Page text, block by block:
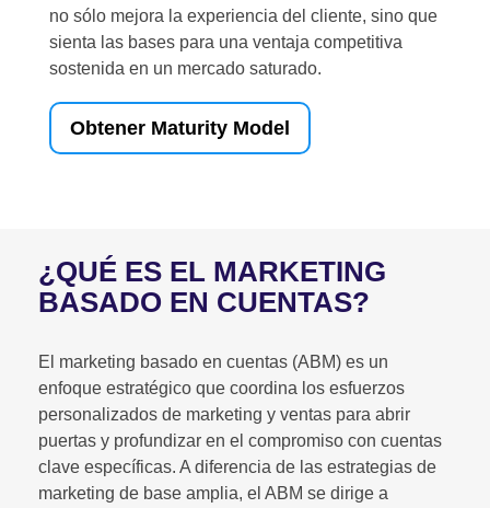
no sólo mejora la experiencia del cliente, sino que
sienta las bases para una ventaja competitiva
sostenida en un mercado saturado.
Obtener Maturity Model
¿QUÉ ES EL MARKETING
BASADO EN CUENTAS?
El marketing basado en cuentas (ABM) es un
enfoque estratégico que coordina los esfuerzos
personalizados de marketing y ventas para abrir
puertas y profundizar en el compromiso con cuentas
clave específicas. A diferencia de las estrategias de
marketing de base amplia, el ABM se dirige a